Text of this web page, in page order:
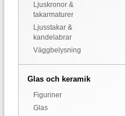
Ljuskronor &
takarmaturer
Ljusstakar &
kandelabrar
Väggbelysning
Glas och keramik
Figuriner
Glas